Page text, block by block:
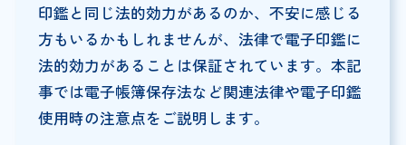
印鑑と同じ法的効力があるのか、不安に感じる
方もいるかもしれませんが、法律で電子印鑑に
法的効力があることは保証されています。本記
事では電子帳簿保存法など関連法律や電子印鑑
使用時の注意点をご説明します。